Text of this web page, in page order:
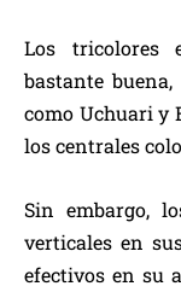
Los tricolores
bastante
como Uchuari y
los centrales
Sin embargo,
verticales en
efectivos en su